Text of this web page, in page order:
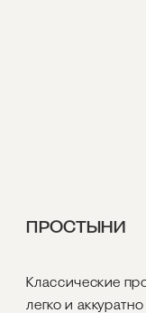
ПРОСТЫНИ
Классические
легко и